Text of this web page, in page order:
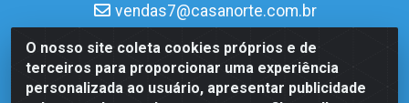
O nosso site coleta cookies próprios e de
terceiros para proporcionar uma experiência
personalizada ao usuário, apresentar publicidade
vendas7@casanorte.com.br
Casa Norte LTDA - Av. Interventor Mário Câmara, 1815 -
Dix-Sept Rosado, Natal/RN - CEP 59054-600 - CNPJ
08.713.513/0001-51